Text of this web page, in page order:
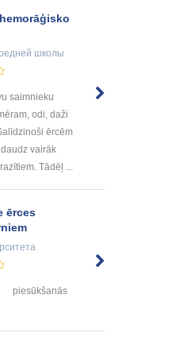
школы
saimnieku
odi, daži
ērcēm
vairāk
Tādēļ ...
ērces
piesūkšanās